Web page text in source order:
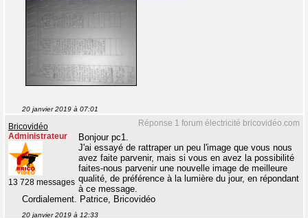
20 janvier 2019 à 07:01
Réponse 1 forum électricité bricovidéo.com
Bricovidéo
Administrateur
13 728 messages
Bonjour pc1.
J'ai essayé de rattraper un peu l'image que vous nous
avez faite parvenir, mais si vous en avez la possibilité
faites-nous parvenir une nouvelle image de meilleure
qualité, de préférence à la lumière du jour, en répondant
à ce message.
Cordialement. Patrice, Bricovidéo
20 janvier 2019 à 12:33